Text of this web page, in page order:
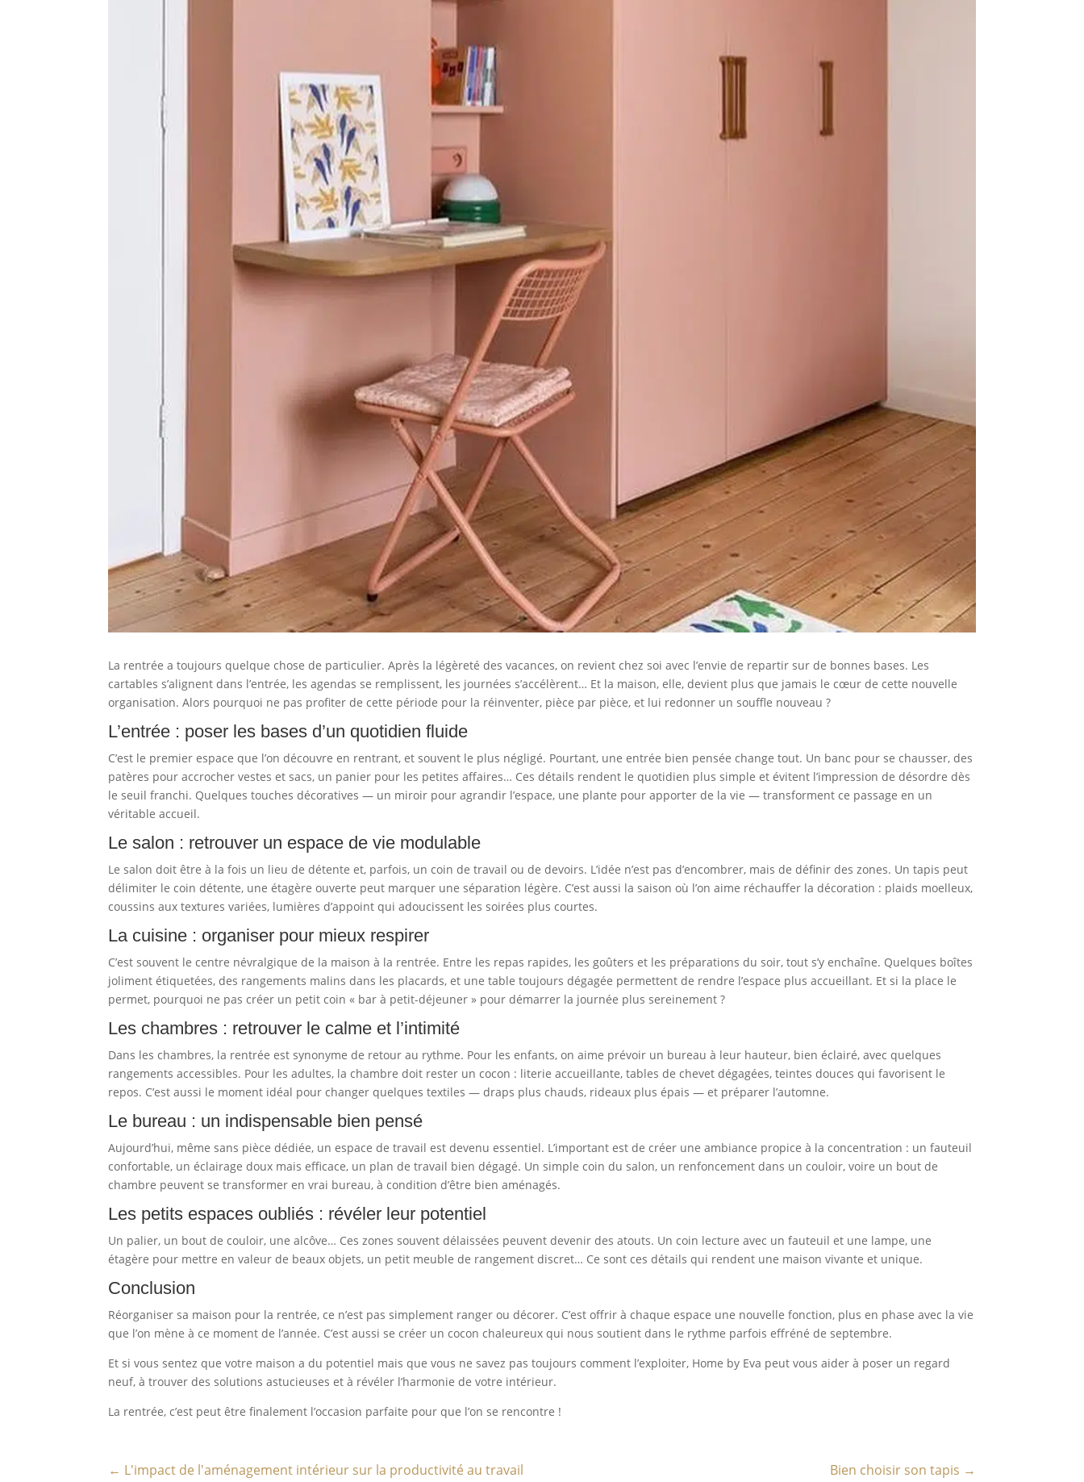
La rentrée a toujours quelque chose de particulier. Après la légèreté des vacances, on revient chez soi avec l’envie de repartir sur de bonnes bases. Les
cartables s’alignent dans l’entrée, les agendas se remplissent, les journées s’accélèrent… Et la maison, elle, devient plus que jamais le cœur de cette nouvelle
organisation. Alors pourquoi ne pas profiter de cette période pour la réinventer, pièce par pièce, et lui redonner un souffle nouveau ?
L’entrée : poser les bases d’un quotidien fluide
C’est le premier espace que l’on découvre en rentrant, et souvent le plus négligé. Pourtant, une entrée bien pensée change tout. Un banc pour se chausser, des
patères pour accrocher vestes et sacs, un panier pour les petites affaires… Ces détails rendent le quotidien plus simple et évitent l’impression de désordre dès
le seuil franchi. Quelques touches décoratives — un miroir pour agrandir l’espace, une plante pour apporter de la vie — transforment ce passage en un
véritable accueil.
Le salon : retrouver un espace de vie modulable
Le salon doit être à la fois un lieu de détente et, parfois, un coin de travail ou de devoirs. L’idée n’est pas d’encombrer, mais de définir des zones. Un tapis peut
délimiter le coin détente, une étagère ouverte peut marquer une séparation légère. C’est aussi la saison où l’on aime réchauffer la décoration : plaids moelleux,
coussins aux textures variées, lumières d’appoint qui adoucissent les soirées plus courtes.
La cuisine : organiser pour mieux respirer
C’est souvent le centre névralgique de la maison à la rentrée. Entre les repas rapides, les goûters et les préparations du soir, tout s’y enchaîne. Quelques boîtes
joliment étiquetées, des rangements malins dans les placards, et une table toujours dégagée permettent de rendre l’espace plus accueillant. Et si la place le
permet, pourquoi ne pas créer un petit coin « bar à petit-déjeuner » pour démarrer la journée plus sereinement ?
Les chambres : retrouver le calme et l’intimité
Dans les chambres, la rentrée est synonyme de retour au rythme. Pour les enfants, on aime prévoir un bureau à leur hauteur, bien éclairé, avec quelques
rangements accessibles. Pour les adultes, la chambre doit rester un cocon : literie accueillante, tables de chevet dégagées, teintes douces qui favorisent le
repos. C’est aussi le moment idéal pour changer quelques textiles — draps plus chauds, rideaux plus épais — et préparer l’automne.
Le bureau : un indispensable bien pensé
Aujourd’hui, même sans pièce dédiée, un espace de travail est devenu essentiel. L’important est de créer une ambiance propice à la concentration : un fauteuil
confortable, un éclairage doux mais efficace, un plan de travail bien dégagé. Un simple coin du salon, un renfoncement dans un couloir, voire un bout de
chambre peuvent se transformer en vrai bureau, à condition d’être bien aménagés.
Les petits espaces oubliés : révéler leur potentiel
Un palier, un bout de couloir, une alcôve… Ces zones souvent délaissées peuvent devenir des atouts. Un coin lecture avec un fauteuil et une lampe, une
étagère pour mettre en valeur de beaux objets, un petit meuble de rangement discret… Ce sont ces détails qui rendent une maison vivante et unique.
Conclusion
Réorganiser sa maison pour la rentrée, ce n’est pas simplement ranger ou décorer. C’est offrir à chaque espace une nouvelle fonction, plus en phase avec la vie
que l’on mène à ce moment de l’année. C’est aussi se créer un cocon chaleureux qui nous soutient dans le rythme parfois effréné de septembre.
Et si vous sentez que votre maison a du potentiel mais que vous ne savez pas toujours comment l’exploiter, Home by Eva peut vous aider à poser un regard
neuf, à trouver des solutions astucieuses et à révéler l’harmonie de votre intérieur.
La rentrée, c’est peut être finalement l’occasion parfaite pour que l’on se rencontre !
← L'impact de l'aménagement intérieur sur la productivité au travail Bien choisir son tapis →